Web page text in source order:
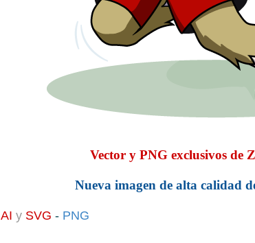
Vector y PNG exclusivos de
Nueva imagen de alta calidad
AI y SVG - PNG